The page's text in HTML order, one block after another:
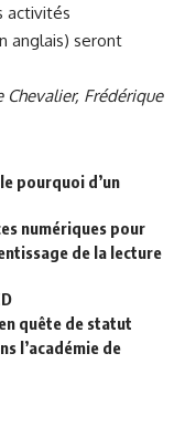
activités
anglais) seront
Chevalier, Frédérique
pourquoi d’un
numériques pour
de la lecture
quête de statut
l’académie de